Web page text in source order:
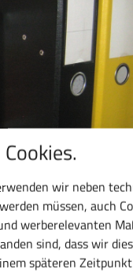
wir neben
müssen, auch
werberelevanten
sind, dass wir
späteren